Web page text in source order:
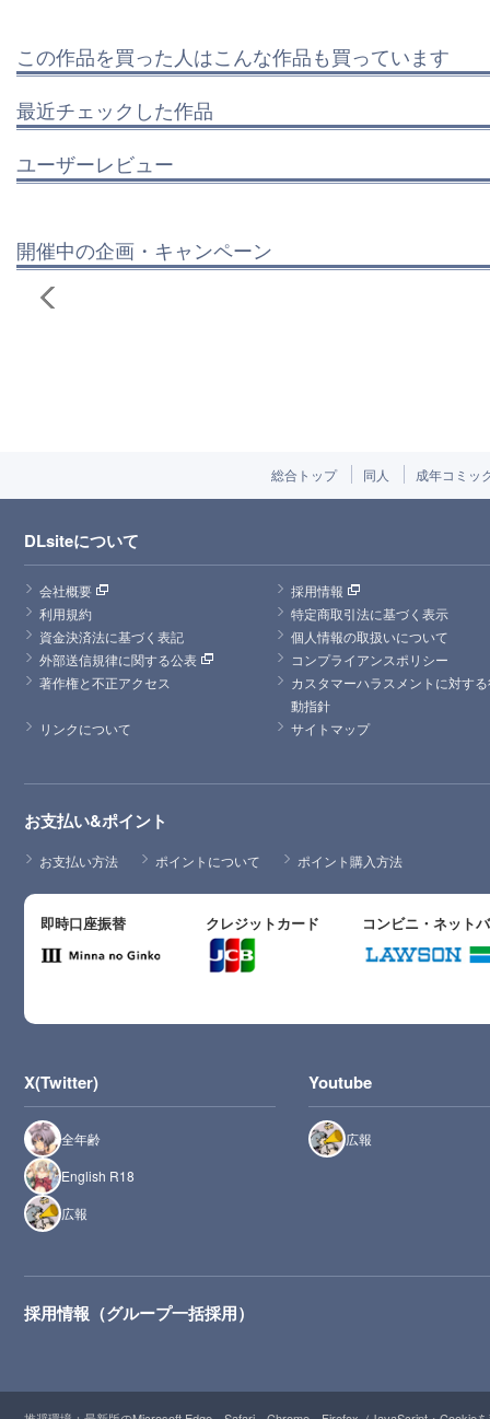
この作品を買った人はこんな作品も買っています
最近チェックした作品
ユーザーレビュー
開催中の企画・キャンペーン
総合トップ 同人 成年コミッ
DLsiteについて
会社概要
採用情報
利用規約
特定商取引法に基づく表示
資金決済法に基づく表記
個人情報の取扱いについて
外部送信規律に関する公表
コンプライアンスポリシー
著作権と不正アクセス
カスタマーハラスメントに対す
動指針
リンクについて
サイトマップ
お支払い&ポイント
お支払い方法 ポイントについて ポイント購入方法
即時口座振替 クレジットカード コンビニ・ネット
X(Twitter)
全年齢
English R18
広報
Youtube
広報
採用情報（グループ一括採用）